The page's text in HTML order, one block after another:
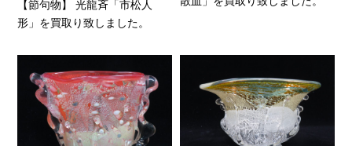
【節句物】 光龍斉「市松人
形」を買取り致しました。